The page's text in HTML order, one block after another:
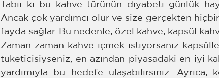
Tabii ki bu kahve türünün diyabeti günlük
Ancak çok yardımcı olur ve size gerçekten
fayda sağlar. Bu nedenle, özel kahve, kapsül
Zaman zaman kahve içmek istiyorsanız
tüketicisiyseniz, en azından piyasadaki en iyi
yardımıyla bu hedefe ulaşabilirsiniz. Ayrıca,